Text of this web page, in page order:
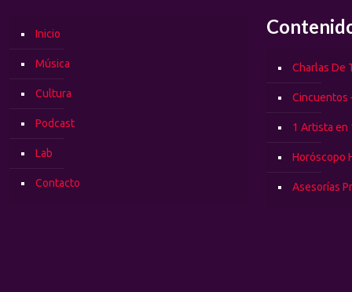
Inicio
Música
Cultura
Podcast
Lab
Contacto
Charlas De
Cincuentos
1 Artista en
Horóscopo
Asesorías